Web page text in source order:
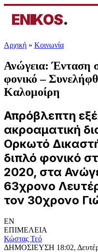
ENIKOS.
Αρχική » Κοινωνία
Ανώγεια: Ένταση
φονικό –
Καλομοίρη
Απρόβλεπτη
ακροαματική
Ορκωτό
διπλό φονικό
2020, στα
63χρονο
τον 30χρονο
EN
ΕΠΙΜΕΛΕΙΑ
Κώστας Τεό
ΔΗΜΟΣΙΕΥΣΗ 18:02,